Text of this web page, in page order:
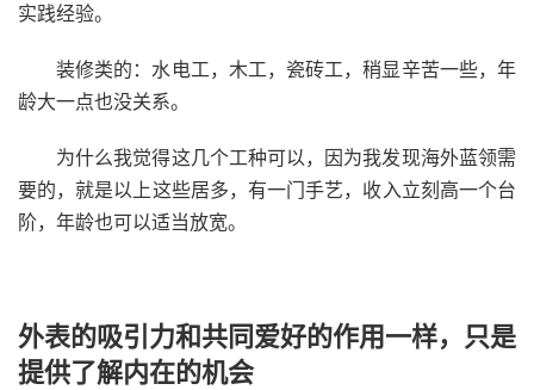
实践经验。
装修类的：水电工，木工，瓷砖工，稍显辛苦一些，年
龄大一点也没关系。
为什么我觉得这几个工种可以，因为我发现海外蓝领需
要的，就是以上这些居多，有一门手艺，收入立刻高一个台
阶，年龄也可以适当放宽。
外表的吸引力和共同爱好的作用一样，只是
提供了解内在的机会